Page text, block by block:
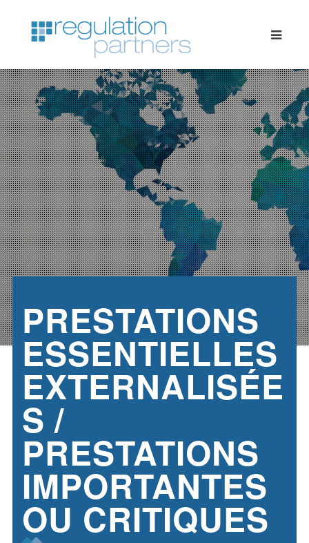
PRESTATIONS
ESSENTIELLES
EXTERNALISÉE
S /
PRESTATIONS
IMPORTANTES
OU CRITIQUES